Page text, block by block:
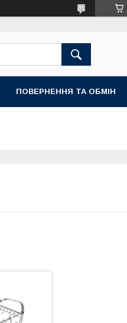
ПОВЕРНЕННЯ ТА ОБМІН